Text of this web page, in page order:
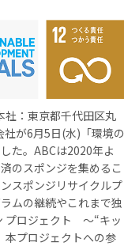
：東京都千代田区丸
社が6月5日(水)「環境の
た。ABCは2020年よ
のスポンジを集めるこ
スポンジリサイクルプ
ムの継続やこれまで独
プロジェクト ～“キッ
本プロジェクトへの参